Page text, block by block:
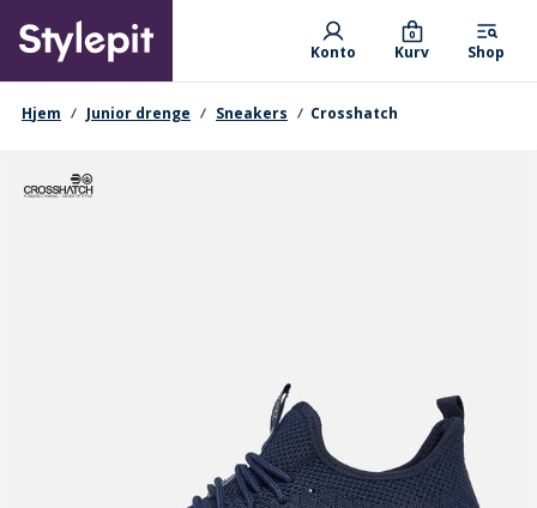
main
content
Primary departments
Konto Kurv
0
Shop
navigationssti
Hjem Junior drenge Sneakers Crosshatch